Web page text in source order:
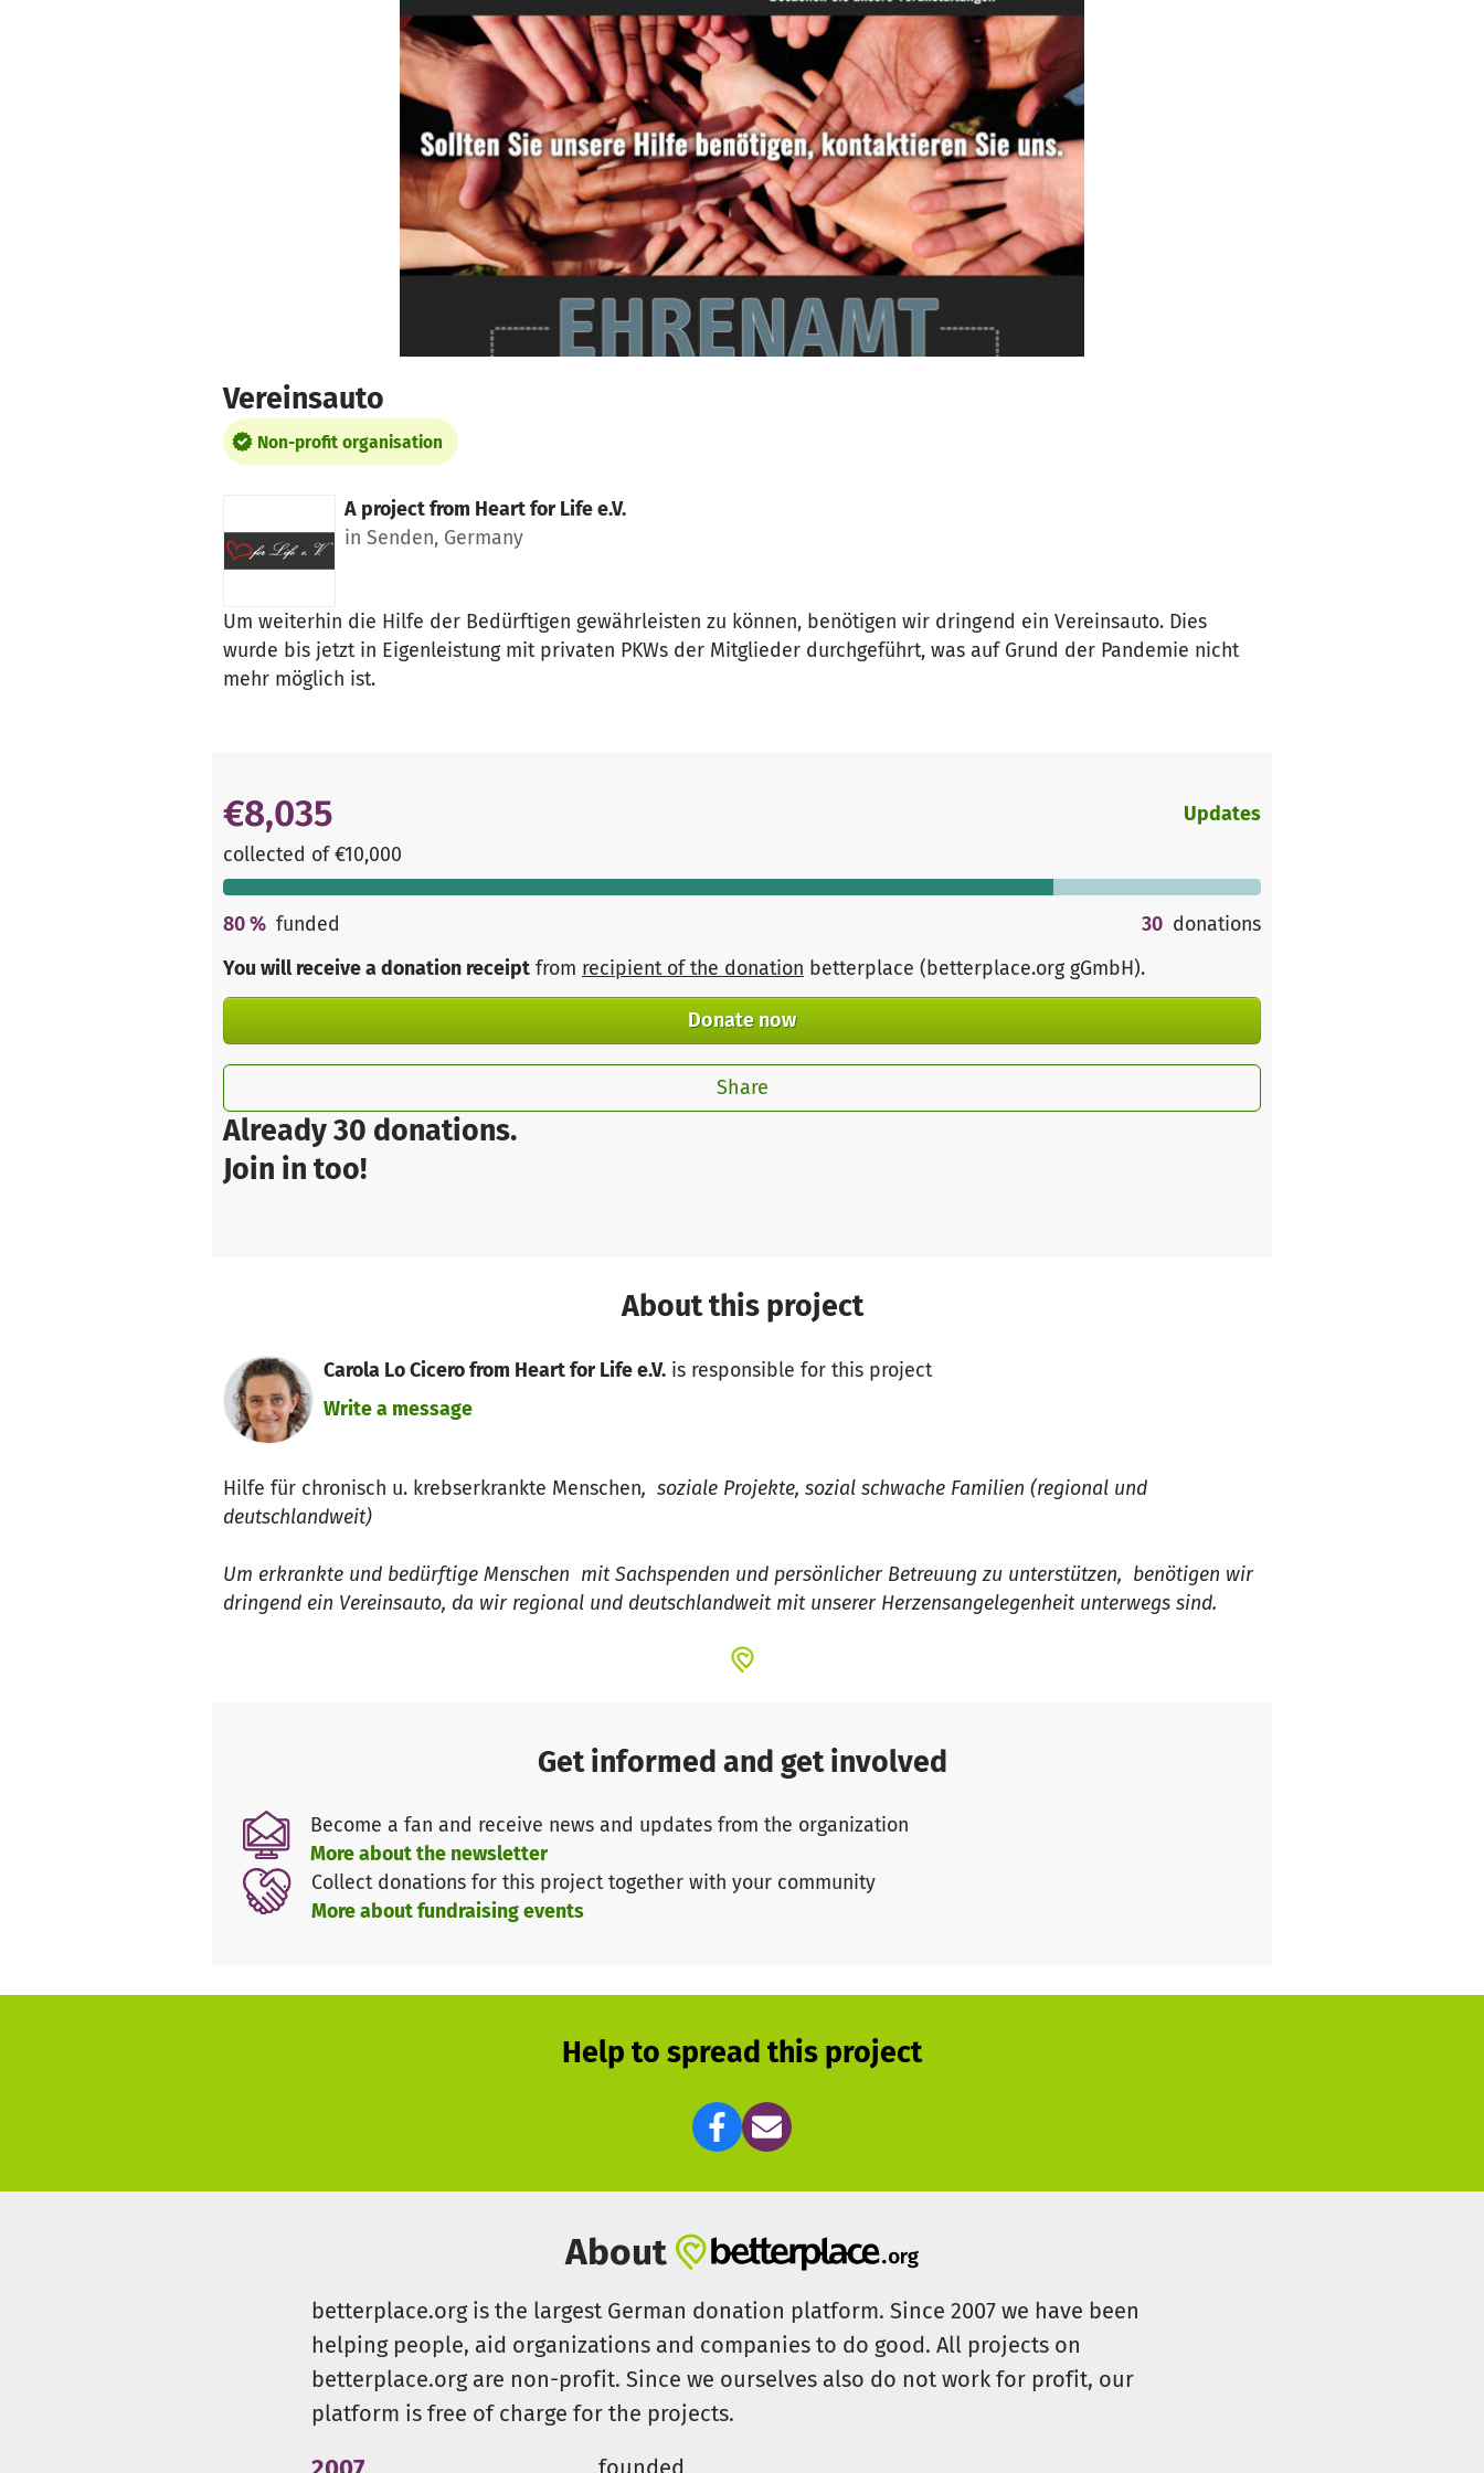
Vereinsauto
Non-profit organisation
A project from Heart for Life e.V.
in Senden, Germany
Um weiterhin die Hilfe der Bedürftigen gewährleisten zu können, benötigen wir dringend ein Vereinsauto. Dies
wurde bis jetzt in Eigenleistung mit privaten PKWs der Mitglieder durchgeführt, was auf Grund der Pandemie nicht
mehr möglich ist.
Already 30 donations.
Join in too!
€8,035
collected of €10,000
Updates
80% funded 30 donations
You will receive a donation receipt from recipient of the donation betterplace (betterplace.org gGmbH).
Donate now
Share
About this project
Carola Lo Cicero from Heart for Life e.V.is responsible for this project
Write a message
Hilfe für chronisch u. krebserkrankte Menschen, soziale Projekte, sozial schwache Familien (regional und
deutschlandweit)
Um erkrankte und bedürftige Menschen mit Sachspenden und persönlicher Betreuung zu unterstützen, benötigen wir
dringend ein Vereinsauto, da wir regional und deutschlandweit mit unserer Herzensangelegenheit unterwegs sind.
Get informed and get involved
Become a fan and receive news and updates from the organization
More about the newsletter
Collect donations for this project together with your community
More about fundraising events
Help to spread this project
About
betterplace.org is the largest German donation platform. Since 2007 we have been
helping people, aid organizations and companies to do good. All projects on
betterplace.org are non-profit. Since we ourselves also do not work for profit, our
platform is free of charge for the projects.
founded